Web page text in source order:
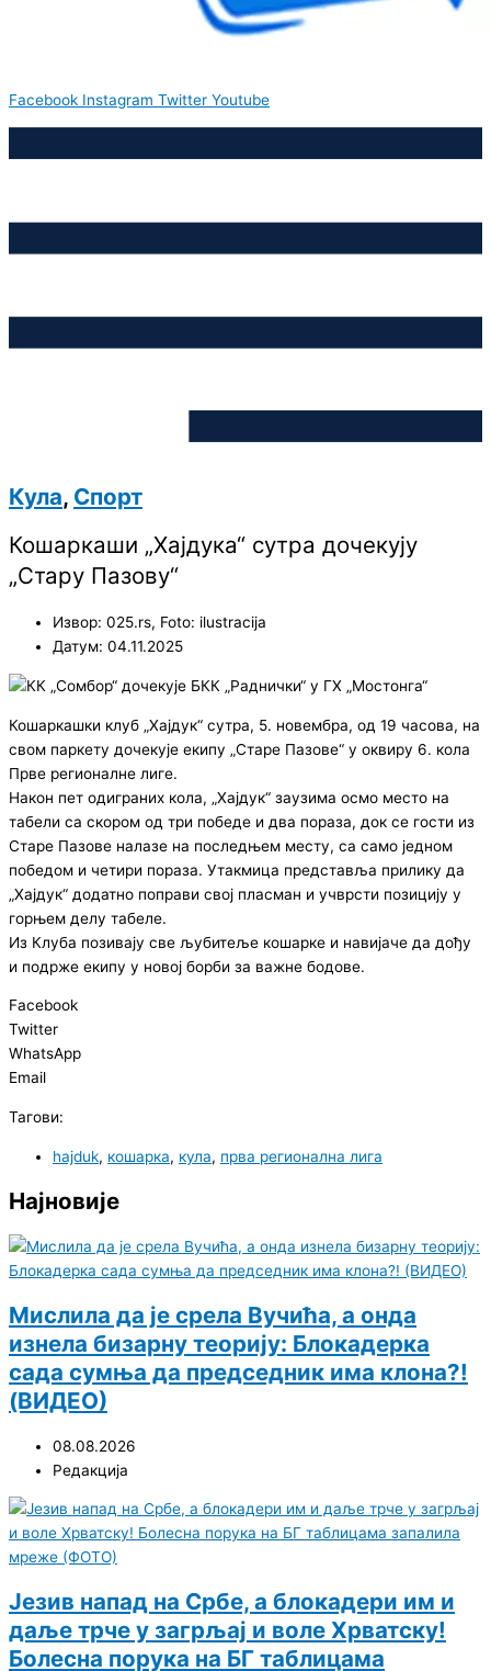
Facebook Instagram Twitter Youtube
Кула, Спорт
Кошаркаши „Хајдука“ сутра дочекују
„Стару Пазову“
Извор: 025.rs, Foto: ilustracija
Датум: 04.11.2025
Кошаркашки клуб „Хајдук“ сутра, 5. новембра, од 19 часова, на
свом паркету дочекује екипу „Старе Пазове“ у оквиру 6. кола
Прве регионалне лиге.
Након пет одиграних кола, „Хајдук“ заузима осмо место на
табели са скором од три победе и два пораза, док се гости из
Старе Пазове налазе на последњем месту, са само једном
победом и четири пораза. Утакмица представља прилику да
„Хајдук“ додатно поправи свој пласман и учврсти позицију у
горњем делу табеле.
Из Клуба позивају све љубитеље кошарке и навијаче да дођу
и подрже екипу у новој борби за важне бодове.
Facebook
Twitter
WhatsApp
Email
Тагови:
hajduk, кошарка, кула, прва регионална лига
Најновије
Мислила да је срела Вучића, а онда
изнела бизарну теорију: Блокадерка
сада сумња да председник има клона?!
(ВИДЕО)
08.08.2026
Редакција
Језив напад на Србе, а блокадери им и
даље трче у загрљај и воле Хрватску!
Болесна порука на БГ таблицама